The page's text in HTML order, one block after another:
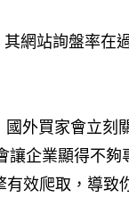
網站詢盤率
外買家會立刻
企業顯得不夠
效爬取，導致